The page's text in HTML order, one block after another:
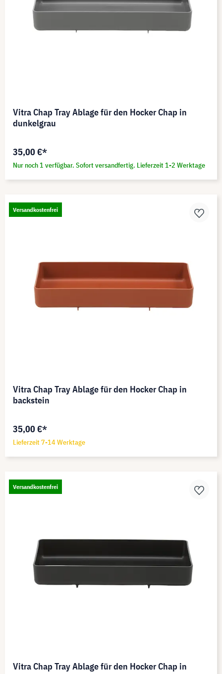
Vitra Chap Tray Ablage für den Hocker Chap in
dunkelgrau
35,00 €*
Nur noch 1 verfügbar. Sofort versandfertig. Lieferzeit 1-2 Werktage
Versandkostenfrei
Vitra Chap Tray Ablage für den Hocker Chap in
backstein
35,00 €*
Lieferzeit 7-14 Werktage
Versandkostenfrei
Vitra Chap Tray Ablage für den Hocker Chap in